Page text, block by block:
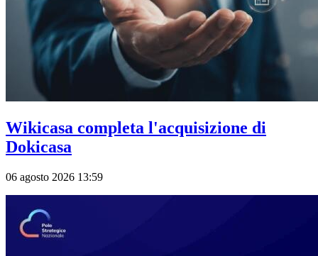
Wikicasa completa l'acquisizione di
Dokicasa
06 agosto 2026 13:59